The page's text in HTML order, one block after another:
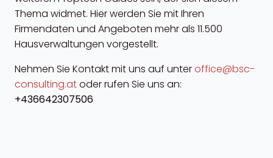
Thema widmet. Hier werden Sie mit Ihren
Firmendaten und Angeboten mehr als 11.500
Hausverwaltungen vorgestellt.
Nehmen Sie Kontakt mit uns auf unteroffice@bsc-
consulting.atoder rufen Sie uns an:
+436642307506